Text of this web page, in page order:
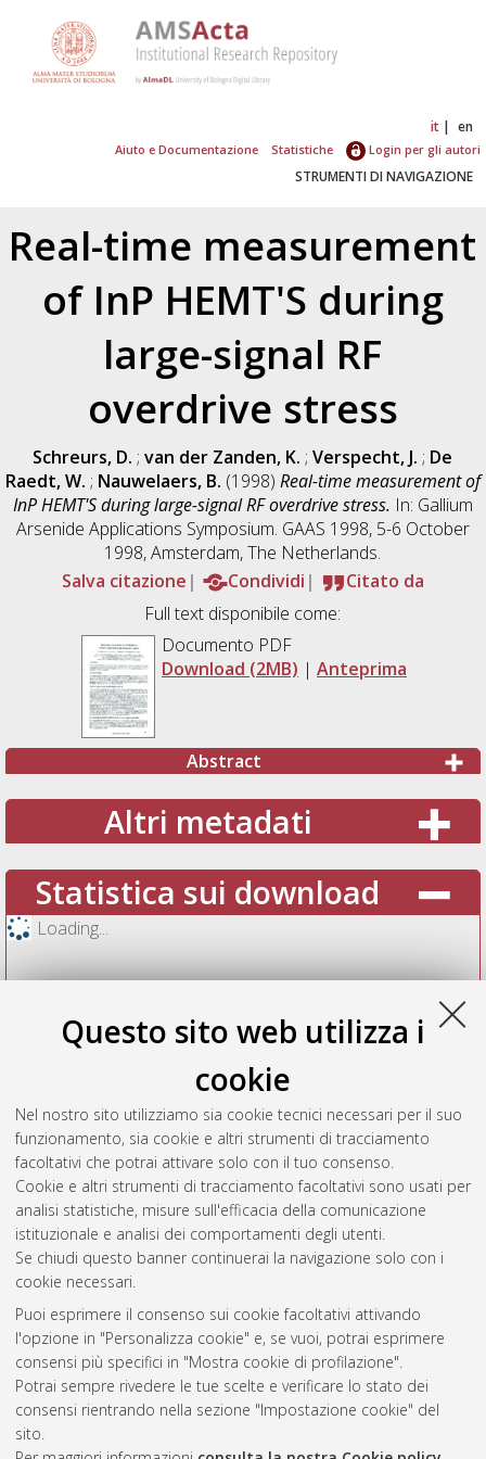
Questo sito web utilizza i
cookie
Nel nostro sito utilizziamo sia cookie tecnici necessari per il suo
funzionamento, sia cookie e altri strumenti di tracciamento
facoltativi che potrai attivare solo con il tuo consenso.
Cookie e altri strumenti di tracciamento facoltativi sono usati per
analisi statistiche, misure sull'efficacia della comunicazione
istituzionale e analisi dei comportamenti degli utenti.
Se chiudi questo banner continuerai la navigazione solo con i
cookie necessari.
Puoi esprimere il consenso sui cookie facoltativi attivando
l'opzione in "Personalizza cookie" e, se vuoi, potrai esprimere
consensi più specifici in "Mostra cookie di profilazione".
Potrai sempre rivedere le tue scelte e verificare lo stato dei
consensi rientrando nella sezione "Impostazione cookie" del
sito.
it en
Aiuto e Documentazione Statistiche Login per gli autori
STRUMENTI DI NAVIGAZIONE
Real-time measurement
of InP HEMT'S during
large-signal RF
overdrive stress
Schreurs, D. ;van der Zanden, K. ;Verspecht, J. ; De
Raedt, W. ; Nauwelaers, B. (1998) Real-time measurement of
InP HEMT'S during large-signal RF overdrive stress. In: Gallium
Arsenide Applications Symposium. GAAS 1998, 5-6 October
1998, Amsterdam, The Netherlands.
Salva citazione
Condividi
Citato da
Full text disponibile come:
Documento PDF
Download (2MB) | Anteprima
Abstract
Altri metadati
Statistica sui download
Loading...
Vedi altre statistiche
Gestione del documento:
Atom
Rss
AMS Acta
ISSN: 2038-7954
re3data.org -
doi.org/10.17616/R3P19R
Servizio implementato e